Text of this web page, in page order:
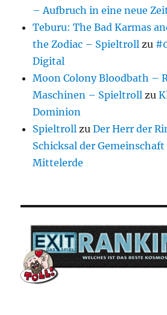
– Aufbruch in eine neue
Teburu: The Bad Karmas
the Zodiac – Spieltroll zu
Digital
Moon Colony Bloodbath –
Maschinen – Spieltroll zu
Dominion
Spieltroll zuDer Herr der
Schicksal der
Mittelerde